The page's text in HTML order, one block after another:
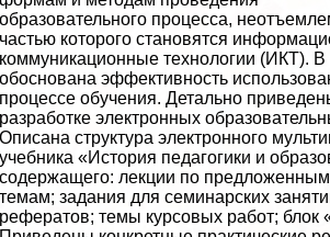
образовательного процесса,
частью которого становятся
коммуникационные технологии (ИКТ). В
обоснована эффективность
процессе обучения. Детально
разработке электронных
Описана структура электронного
учебника «История педагогики и
содержащего: лекции по предложенным
темам; задания для семинарских
рефератов; темы курсовых работ; блок